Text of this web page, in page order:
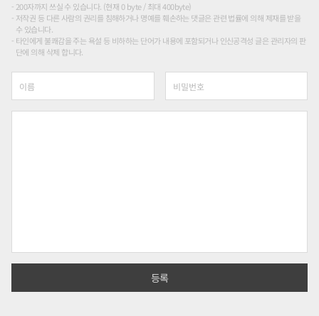
200자까지 쓰실 수 있습니다. (현재 0 byte / 최대 400byte)
저작권 등 다른 사람의 권리를 침해하거나 명예를 훼손하는 댓글은 관련 법률에 의해 제재를 받을
수 있습니다.
타인에게 불쾌감을 주는 욕설 등 비하하는 단어가 내용에 포함되거나 인신공격성 글은 관리자의 판
단에 의해 삭제 합니다.